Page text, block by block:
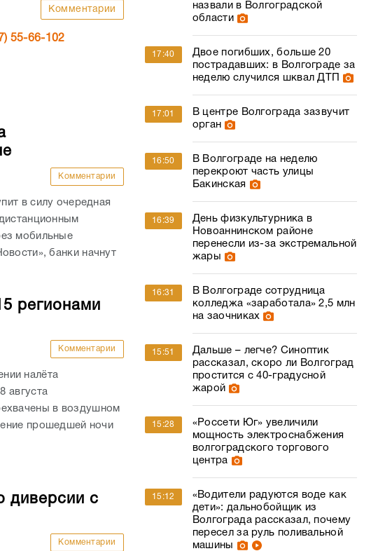
Комментарии
55-66-102
Комментарии
в силу очередная
мобильные
банки начнут
регионами
Комментарии
налёта
августа
в воздушном
прошедшей ночи
диверсии с
Комментарии
назвали в Волгоградской
области
17:40
Двое погибших, больше 20
пострадавших: в Волгограде за
неделю случился шквал ДТП
17:01
В центре Волгограда зазвучит
орган
16:50
В Волгограде на неделю
перекроют часть улицы
Бакинская
16:39
День физкультурника в
Новоаннинском районе
перенесли из-за экстремальной
жары
16:31
В Волгограде сотрудница
колледжа «заработала» 2,5 млн
на заочниках
15:51
Дальше – легче? Синоптик
рассказал, скоро ли Волгоград
простится с 40-градусной
жарой
15:28
«Россети Юг» увеличили
мощность электроснабжения
волгоградского торгового
центра
15:12
«Водители радуются воде как
дети»: дальнобойщик из
Волгограда рассказал, почему
пересел за руль поливальной
машины